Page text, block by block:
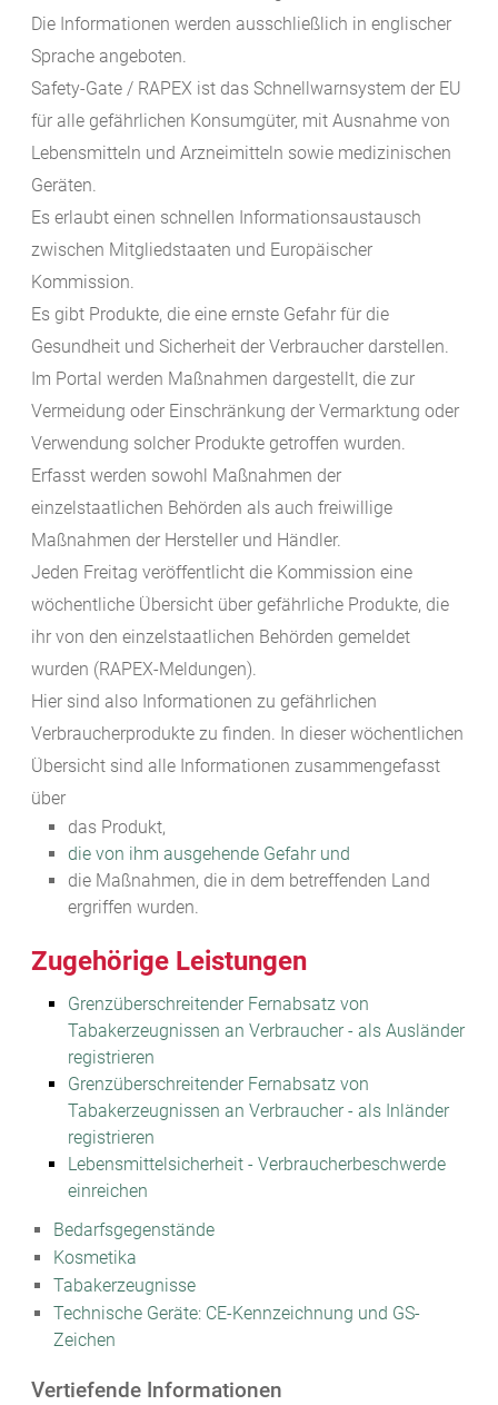
Bedarfsgegenstände
Kosmetika
Tabakerzeugnisse
Technische Geräte: CE-Kennzeichnung und GS-
Zeichen
Die Informationen werden ausschließlich in englischer
Sprache angeboten.
Safety-Gate / RAPEX ist das Schnellwarnsystem der EU
für alle gefährlichen Konsumgüter, mit Ausnahme von
Lebensmitteln und Arzneimitteln sowie medizinischen
Geräten.
Es erlaubt einen schnellen Informationsaustausch
zwischen Mitgliedstaaten und Europäischer
Kommission.
Es gibt Produkte, die eine ernste Gefahr für die
Gesundheit und Sicherheit der Verbraucher darstellen.
Im Portal werden Maßnahmen dargestellt, die zur
Vermeidung oder Einschränkung der Vermarktung oder
Verwendung solcher Produkte getroffen wurden.
Erfasst werden sowohl Maßnahmen der
einzelstaatlichen Behörden als auch freiwillige
Maßnahmen der Hersteller und Händler.
Jeden Freitag veröffentlicht die Kommission eine
wöchentliche Übersicht über gefährliche Produkte, die
ihr von den einzelstaatlichen Behörden gemeldet
wurden (RAPEX-Meldungen).
Hier sind also Informationen zu gefährlichen
Verbraucherprodukte zu finden. In dieser wöchentlichen
Übersicht sind alle Informationen zusammengefasst
über
das Produkt,
die von ihm ausgehende Gefahr und
die Maßnahmen, die in dem betreffenden Land
ergriffen wurden.
Vertiefende Informationen
Zugehörige Leistungen
Grenzüberschreitender Fernabsatz von
Tabakerzeugnissen an Verbraucher - als Ausländer
registrieren
Grenzüberschreitender Fernabsatz von
Tabakerzeugnissen an Verbraucher - als Inländer
registrieren
Lebensmittelsicherheit - Verbraucherbeschwerde
einreichen